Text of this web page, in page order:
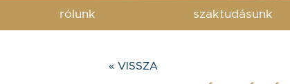
rólunk szaktudásunk
« VISSZA